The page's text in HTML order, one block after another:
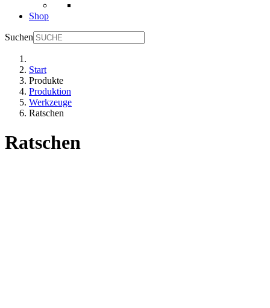
Shop
Suchen
Start
Produkte
Produktion
Werkzeuge
Ratschen
Ratschen